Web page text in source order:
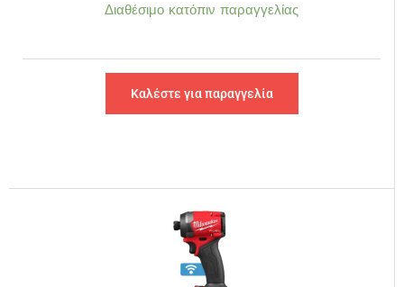
Διαθέσιμο κατόπιν παραγγελίας
Καλέστε για παραγγελία